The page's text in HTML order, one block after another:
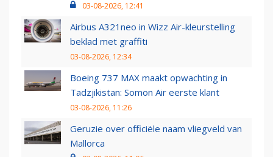
03-08-2026, 12:41
Airbus A321neo in Wizz Air-kleurstelling
beklad met graffiti
03-08-2026, 12:34
Boeing 737 MAX maakt opwachting in
Tadzjikistan: Somon Air eerste klant
03-08-2026, 11:26
Geruzie over officiële naam vliegveld van
Mallorca